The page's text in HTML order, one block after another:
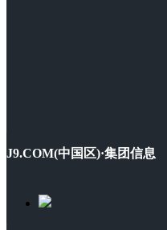
J9.COM(中国区)·集团信息